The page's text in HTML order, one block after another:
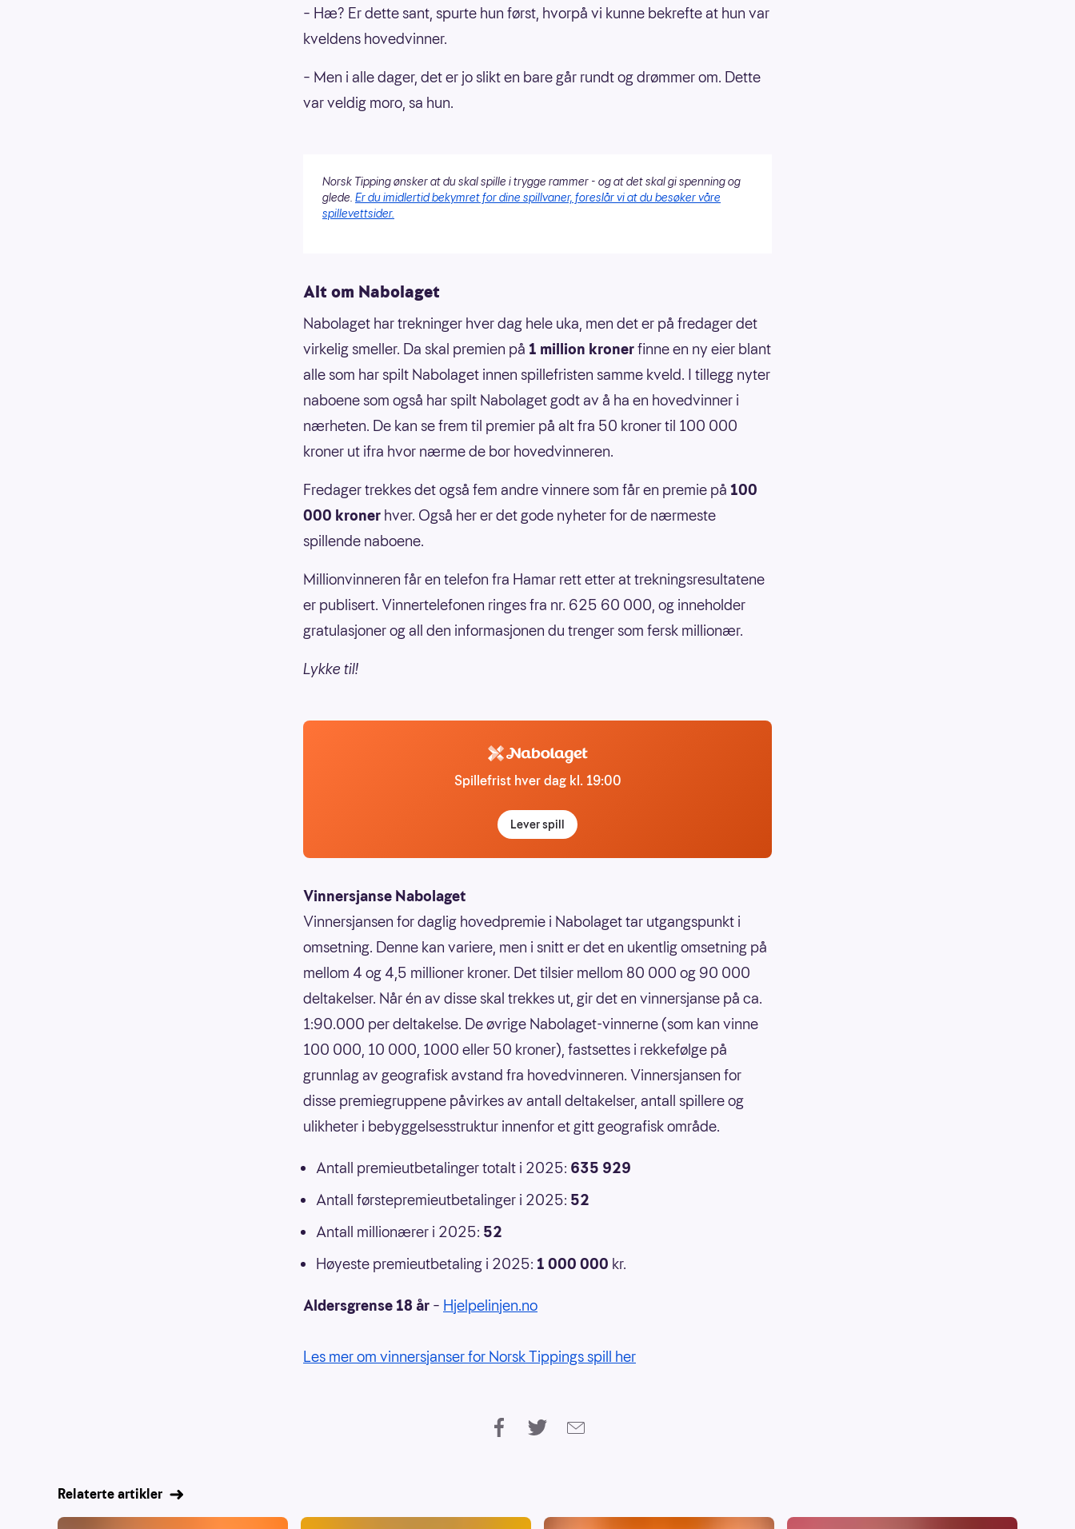
– Hæ? Er dette sant, spurte hun først, hvorpå vi kunne bekrefte at hun var
kveldens hovedvinner.
– Men i alle dager, det er jo slikt en bare går rundt og drømmer om. Dette
var veldig moro, sa hun.
Norsk Tipping ønsker at du skal spille i trygge rammer - og at det skal gi spenning og
glede. Er du imidlertid bekymret for dine spillvaner, foreslår vi at du besøker våre
spillevettsider.
Alt om Nabolaget
Nabolaget har trekninger hver dag hele uka, men det er på fredager det
virkelig smeller. Da skal premien på 1 million kronerfinne en ny eier blant
alle som har spilt Nabolaget innen spillefristen samme kveld. I tillegg nyter
naboene som også har spilt Nabolaget godt av å ha en hovedvinner i
nærheten. De kan se frem til premier på alt fra 50 kroner til 100 000
kroner ut ifra hvor nærme de bor hovedvinneren.
Fredager trekkes det også fem andre vinnere som får en premie på 100
000 kroner hver. Også her er det gode nyheter for de nærmeste
spillende naboene.
Millionvinneren får en telefon fra Hamar rett etter at trekningsresultatene
er publisert. Vinnertelefonen ringes fra nr. 625 60 000, og inneholder
gratulasjoner og all den informasjonen du trenger som fersk millionær.
Lykke til!
Spillefrist hver dag kl. 19:00
Lever spill
Vinnersjanse Nabolaget
Vinnersjansen for daglig hovedpremie i Nabolaget tar utgangspunkt i
omsetning. Denne kan variere, men i snitt er det en ukentlig omsetning på
mellom 4 og 4,5 millioner kroner. Det tilsier mellom 80 000 og 90 000
deltakelser. Når én av disse skal trekkes ut, gir det en vinnersjanse på ca.
1:90.000 per deltakelse. De øvrige Nabolaget-vinnerne (som kan vinne
100 000, 10 000, 1000 eller 50 kroner), fastsettes i rekkefølge på
grunnlag av geografisk avstand fra hovedvinneren. Vinnersjansen for
disse premiegruppene påvirkes av antall deltakelser, antall spillere og
ulikheter i bebyggelsesstruktur innenfor et gitt geografisk område.
Antall premieutbetalinger totalt i 2025: 635 929
Antall førstepremieutbetalinger i 2025: 52
Antall millionærer i 2025: 52
Høyeste premieutbetaling i 2025: 1 000 000 kr.
Aldersgrense 18 år – Hjelpelinjen.no
Les mer om vinnersjanser for Norsk Tippings spill her
Relaterte artikler